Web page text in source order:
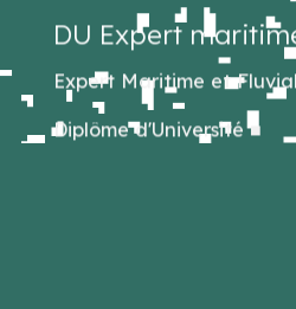
DU Expert
Expert Maritime et Fluvial
Diplôme d'Université■